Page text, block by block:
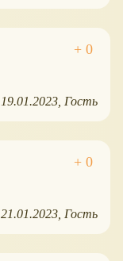
19.01.2023 Гость
21.01.2023 Гость